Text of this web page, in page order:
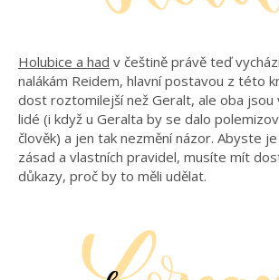
Holubice a had v češtině právě teď
nalákám Reidem, hlavní postavou z této
dost roztomilejší než Geralt, ale oba jsou
lidé (i když u Geralta by se dalo
člověk) a jen tak nezmění názor. Abyste
zásad a vlastních pravidel, musíte mít
důkazy, proč by to měli udělat.